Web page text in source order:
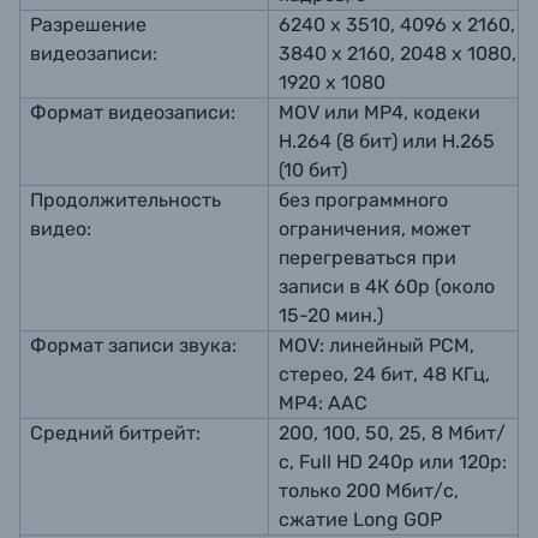
Разрешение
видеозаписи:
6240 x 3510, 4096 x 2160,
3840 x 2160, 2048 x 1080,
1920 x 1080
Формат видеозаписи:
MOV или MP4, кодеки
H.264 (8 бит) или H.265
(10 бит)
Продолжительность
видео:
без программного
ограничения, может
перегреваться при
записи в 4К 60р (около
15-20 мин.)
Формат записи звука:
MOV: линейный РСМ,
стерео, 24 бит, 48 КГц,
MP4: AAC
Средний битрейт:
200, 100, 50, 25, 8 Мбит/
с, Full HD 240р или 120р:
только 200 Мбит/с,
сжатие Long GOP